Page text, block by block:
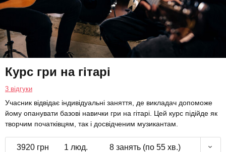
Курс гри на гітарі
3 відгуки
Учасник відвідає індивідуальні заняття, де викладач допоможе
йому опанувати базові навички гри на гітарі. Цей курс підійде як
творчим початківцям, так і досвідченим музикантам.
3920 грн 1 люд. 8 занять (по 55 хв.)